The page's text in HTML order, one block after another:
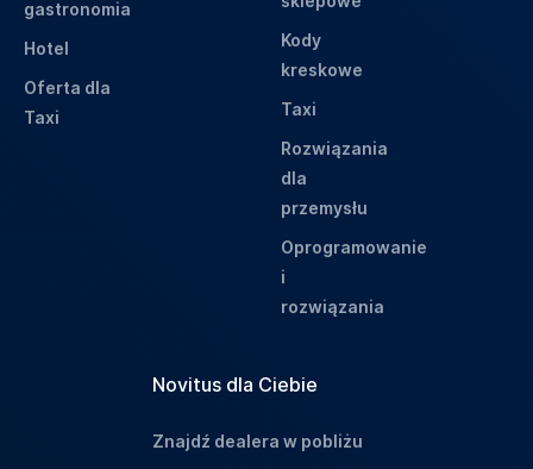
gastronomia
Hotel
Oferta dla
Taxi
Kody
kreskowe
Taxi
Rozwiązania
dla
przemysłu
Oprogramowanie
i
rozwiązania
Novitus dla Ciebie
Znajdź dealera w pobliżu